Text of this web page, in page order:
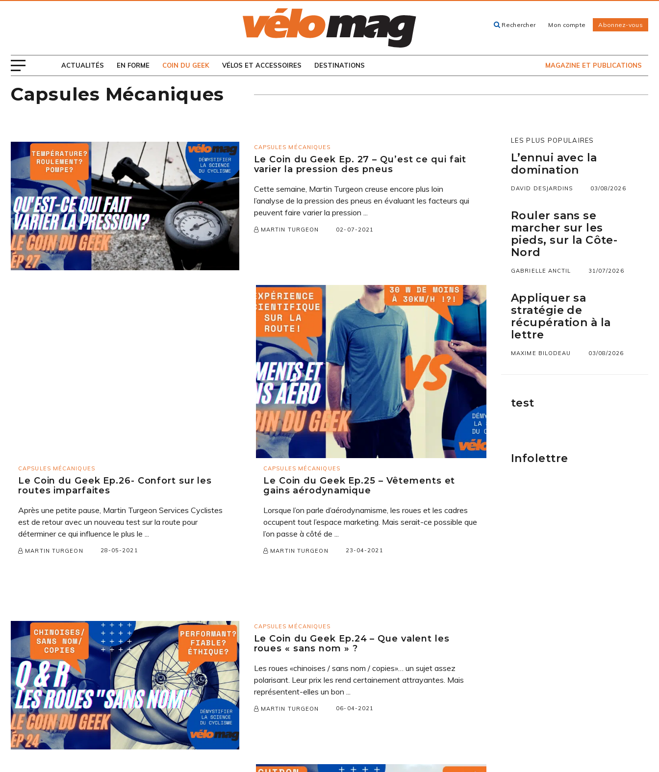
Rechercher Mon compte Abonnez-vous
ACTUALITÉS EN FORME COIN DU GEEK VÉLOS ET ACCESSOIRES DESTINATIONS MAGAZINE ET PUBLICATIONS
CONSULTEZ LES
EN KIOSQUE
Capsules Mécaniques
CAPSULES MÉCANIQUES
Le Coin du Geek Ep. 27 – Qu’est ce qui fait
varier la pression des pneus
Cette semaine, Martin Turgeon creuse encore plus loin
l’analyse de la pression des pneus en évaluant les facteurs qui
peuvent faire varier la pression ...
MARTIN TURGEON 02-07-2021
CAPSULES MÉCANIQUES
Le Coin du Geek Ep.26- Confort sur les
routes imparfaites
Après une petite pause, Martin Turgeon Services Cyclistes
est de retour avec un nouveau test sur la route pour
déterminer ce qui influence le plus le ...
MARTIN TURGEON 28-05-2021
CAPSULES MÉCANIQUES
Le Coin du Geek Ep.25 – Vêtements et
gains aérodynamique
Lorsque l’on parle d’aérodynamisme, les roues et les cadres
occupent tout l’espace marketing. Mais serait-ce possible que
l’on passe à côté de ...
MARTIN TURGEON 23-04-2021
CAPSULES MÉCANIQUES
Le Coin du Geek Ep.24 – Que valent les
roues « sans nom » ?
Les roues «chinoises / sans nom / copies»… un sujet assez
polarisant. Leur prix les rend certainement attrayantes. Mais
représentent-elles un bon ...
MARTIN TURGEON 06-04-2021
LES PLUS POPULAIRES
L’ennui avec la
domination
DAVID DESJARDINS 03/08/2026
Rouler sans se
marcher sur les
pieds, sur la Côte-
Nord
GABRIELLE ANCTIL 31/07/2026
Appliquer sa
stratégie de
récupération à la
lettre
MAXIME BILODEAU 03/08/2026
test
Infolettre